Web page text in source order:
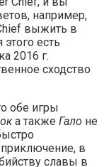
например,
выжить в
есть
2016 г.
сходство
обе игры
а также Гало не
в
славы в